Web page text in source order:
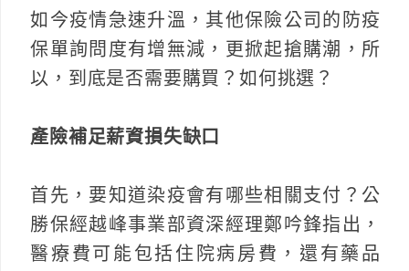
如今疫情急速升溫，其他保險公司的防疫
保單詢問度有增無減，更掀起搶購潮，所
以，到底是否需要購買？如何挑選？
產險補足薪資損失缺口
首先，要知道染疫會有哪些相關支付？公
勝保經越峰事業部資深經理鄭吟鋒指出，
醫療費可能包括住院病房費，還有藥品